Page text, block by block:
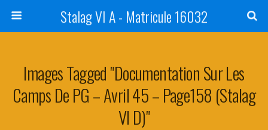
Stalag VI A - Matricule 16032
Images Tagged "Documentation Sur Les
Camps De PG – Avril 45 – Page158 (Stalag
VI D)"